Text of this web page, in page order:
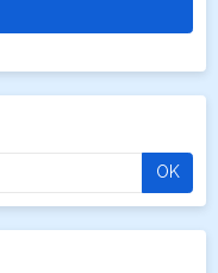
OK